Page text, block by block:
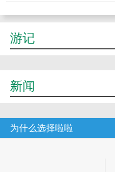
游记
新闻
为什么选择啦啦